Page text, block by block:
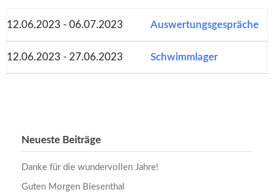
12.06.2023 - 06.07.2023 Auswertungsgespräche
12.06.2023 - 27.06.2023 Schwimmlager
Neueste Beiträge
Danke für die wundervollen Jahre!
Guten Morgen Biesenthal